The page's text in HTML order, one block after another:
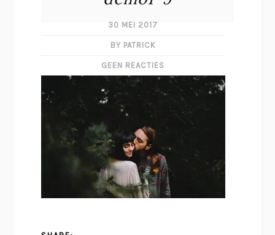
30 MEI 2017
BY PATRICK
GEEN REACTIES